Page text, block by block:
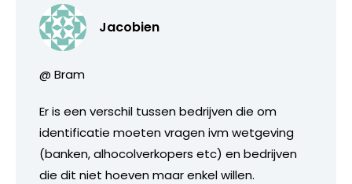
Jacobien
@ Bram
Er is een verschil tussen bedrijven die om
identificatie moeten vragen ivm wetgeving
(banken, alhocolverkopers etc) en bedrijven
die dit niet hoeven maar enkel willen.